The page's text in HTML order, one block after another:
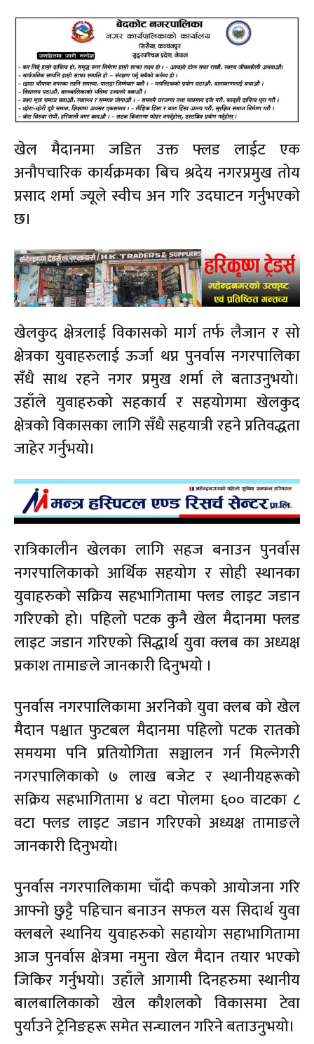
खेल मैदानमा जडित उक्त फ्लड लाईट एक
अनौपचारिक कार्यक्रमका बिच श्रदेय नगरप्रमुख तोय
प्रसाद शर्मा ज्यूले स्वीच अन गरि उदघाटन गर्नुभएको
छ।
खेलकुद क्षेत्रलाई विकासको मार्ग तर्फ लैजान र सो
क्षेत्रका युवाहरुलाई ऊर्जा थप्न पुनर्वास नगरपालिका
सँधै साथ रहने नगर प्रमुख शर्मा ले बताउनुभयो।
उहाँले युवाहरुको सहकार्य र सहयोगमा खेलकुद
क्षेत्रको विकासका लागि सँधै सहयात्री रहने प्रतिवद्धता
जाहेर गर्नुभयो।
रात्रिकालीन खेलका लागि सहज बनाउन पुनर्वास
नगरपालिकाको आर्थिक सहयोग र सोही स्थानका
युवाहरुको सक्रिय सहभागितामा फ्लड लाइट जडान
गरिएको हो। पहिलो पटक कुनै खेल मैदानमा फ्लड
लाइट जडान गरिएको सिद्धार्थ युवा क्लब का अध्यक्ष
प्रकाश तामाङले जानकारी दिनुभयो ।
पुनर्वास नगरपालिकामा अरनिको युवा क्लब को खेल
मैदान पश्चात फुटबल मैदानमा पहिलो पटक रातको
समयमा पनि प्रतियोगिता सञ्चालन गर्न मिल्नेगरी
नगरपालिकाको ७ लाख बजेट र स्थानीयहरूको
सक्रिय सहभागितामा ४ वटा पोलमा ६०० वाटका ८
वटा फ्लड लाइट जडान गरिएको अध्यक्ष तामाङले
जानकारी दिनुभयो।
पुनर्वास नगरपालिकामा चाँदी कपको आयोजना गरि
आफ्नो छुट्टै पहिचान बनाउन सफल यस सिदार्थ युवा
क्लबले स्थानिय युवाहरुको सहायोग सहाभागितामा
आज पुनर्वास क्षेत्रमा नमुना खेल मैदान तयार भएको
जिकिर गर्नुभयो। उहाँले आगामी दिनहरुमा स्थानीय
बालबालिकाको खेल कौशलको विकासमा टेवा
पुर्याउने ट्रेनिङहरू समेत सन्चालन गरिने बताउनुभयो।